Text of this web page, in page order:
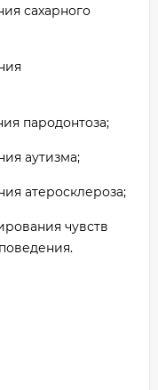
сахарного
пародонтоза;
аутизма;
атеросклероза;
чувств